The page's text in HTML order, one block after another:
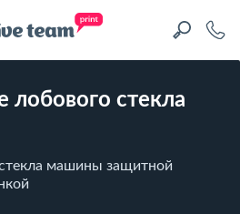
лобового стекла
машины защитной